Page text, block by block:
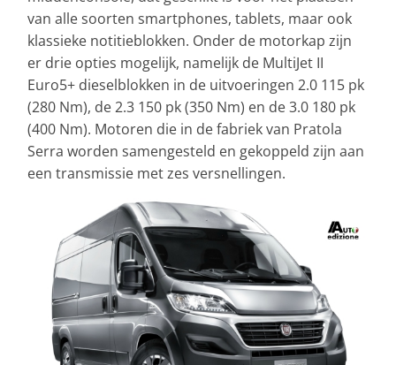
van alle soorten smartphones, tablets, maar ook
klassieke notitieblokken. Onder de motorkap zijn
er drie opties mogelijk, namelijk de MultiJet II
Euro5+ dieselblokken in de uitvoeringen 2.0 115 pk
(280 Nm), de 2.3 150 pk (350 Nm) en de 3.0 180 pk
(400 Nm). Motoren die in de fabriek van Pratola
Serra worden samengesteld en gekoppeld zijn aan
een transmissie met zes versnellingen.